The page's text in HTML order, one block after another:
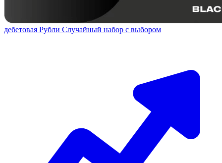
дебетовая Рубли Случайный набор с выбором